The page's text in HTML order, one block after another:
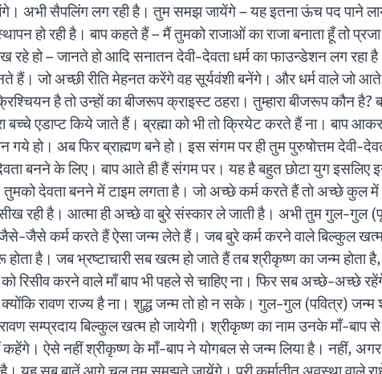
अभी सैपलिंग लग रही है। तुम समझ जायेंगे – यह इतना ऊंच पद पाने
हो रही है। बाप कहते हैं – मैं तुमको राजाओं का राजा बनाता हूँ तो
हो – जानते हो आदि सनातन देवी-देवता धर्म का फाउन्डेशन लग रहा
हैं। जो अच्छी रीति मेहनत करेंगे वह सूर्यवंशी बनेंगे। और धर्म वाले जो
है तो उन्हों का बीजरूप क्राइस्ट ठहरा। तुम्हारा बीजरूप कौन है?
बच्चे एडाप्ट किये जाते हैं। ब्रह्मा को भी तो क्रियेट करते हैं ना।
गये हो। अब फिर ब्राह्मण बने हो। इस संगम पर ही तुम पुरुषोत्तम देवी-
बनने के लिए। बाप आते ही हैं संगम पर। यह है बहुत छोटा युग इसलिए
तुमको देवता बनने में टाइम लगता है। जो अच्छे कर्म करते हैं तो अच्छे कुल
सीख रही है। आत्मा ही अच्छे वा बुरे संस्कार ले जाती है। अभी तुम गुल-
जैसे कर्म करते हैं ऐसा जन्म लेते हैं। जब बुरे कर्म करने वाले बिल्कुल खत्म
है। जब भ्रष्टाचारी सब खत्म हो जाते हैं तब श्रीकृष्ण का जन्म होता
करने वाले माँ बाप भी पहले से चाहिए ना। फिर सब अच्छे-अच्छे
रावण राज्य है ना। शुद्ध जन्म तो हो न सके। गुल-गुल (पवित्र) जन्म
सम्प्रदाय बिल्कुल खत्म हो जायेगी। श्रीकृष्ण का नाम उनके माँ-बाप
ऐसे नहीं श्रीकृष्ण के माँ-बाप ने योगबल से जन्म लिया है। नहीं, अगर